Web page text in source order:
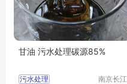
甘油 污水处理碳源85%
污水处理
南京长江